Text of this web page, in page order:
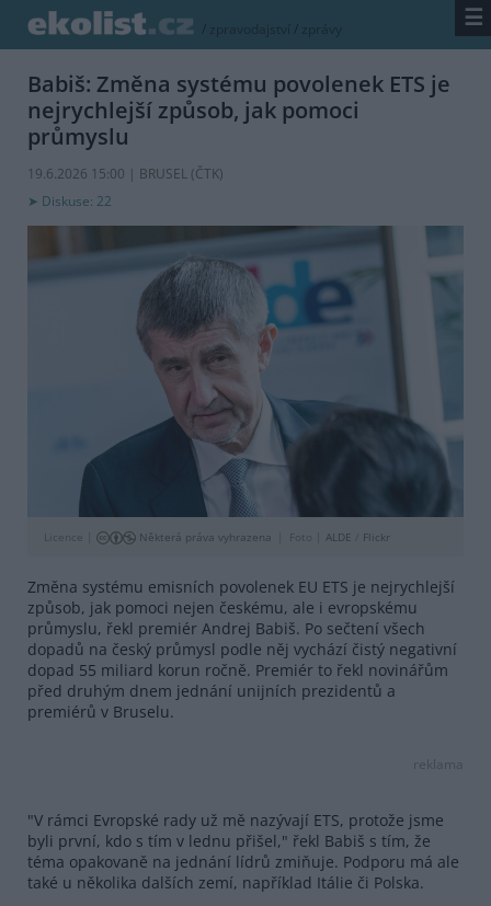
/ zpravodajství / zprávy ☰
Babiš: Změna systému povolenek ETS je
nejrychlejší způsob, jak pomoci
průmyslu
19.6.2026 15:00 | BRUSEL (ČTK)
Diskuse: 22
Licence | Některá práva vyhrazena Foto | ALDE Flickr
Změna systému emisních povolenek EU ETS je nejrychlejší
způsob, jak pomoci nejen českému, ale i evropskému
průmyslu, řekl premiér Andrej Babiš. Po sečtení všech
dopadů na český průmysl podle něj vychází čistý negativní
dopad 55 miliard korun ročně. Premiér to řekl novinářům
před druhým dnem jednání unijních prezidentů a
premiérů v Bruselu.
reklama
"V rámci Evropské rady už mě nazývají ETS, protože jsme
byli první, kdo s tím v lednu přišel," řekl Babiš s tím, že
téma opakovaně na jednání lídrů zmiňuje. Podporu má ale
také u několika dalších zemí, například Itálie či Polska.